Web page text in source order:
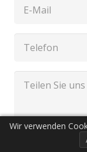
Wir verwenden